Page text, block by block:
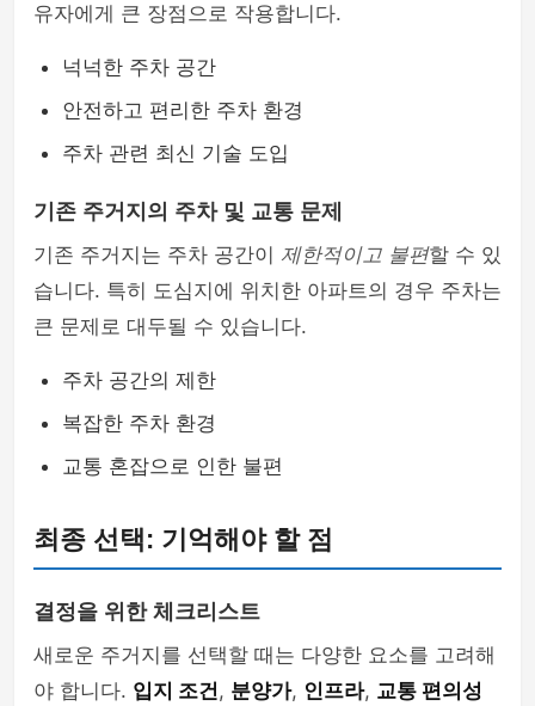
유자에게 큰 장점으로 작용합니다.
넉넉한 주차 공간
안전하고 편리한 주차 환경
주차 관련 최신 기술 도입
기존 주거지의 주차 및 교통 문제
기존 주거지는 주차 공간이 제한적이고 불편할 수 있
습니다. 특히 도심지에 위치한 아파트의 경우 주차는
큰 문제로 대두될 수 있습니다.
주차 공간의 제한
복잡한 주차 환경
교통 혼잡으로 인한 불편
최종 선택: 기억해야 할 점
결정을 위한 체크리스트
새로운 주거지를 선택할 때는 다양한 요소를 고려해
야 합니다. 입지 조건, 분양가, 인프라, 교통 편의성